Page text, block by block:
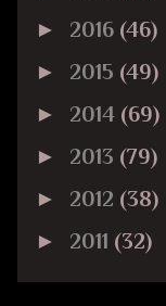
► 2016 (46)
► 2015 (49)
► 2014 (69)
► 2013 (79)
► 2012 (38)
► 2011 (32)